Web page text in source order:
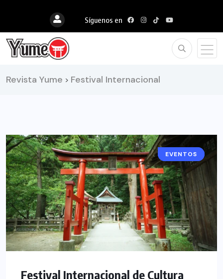
Síguenos en
Revista Yume > Festival Internacional
CULTURA
EVENTOS
Festival Internacional de Cultura